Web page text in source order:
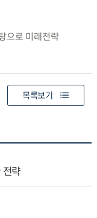
으로 미래전략
목록보기
전략